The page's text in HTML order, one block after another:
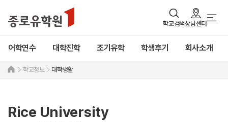
학교검색상담센터
어학연수 대학진학 조기유학 학생후기 회사소개
학교정보 대학생활
Rice University